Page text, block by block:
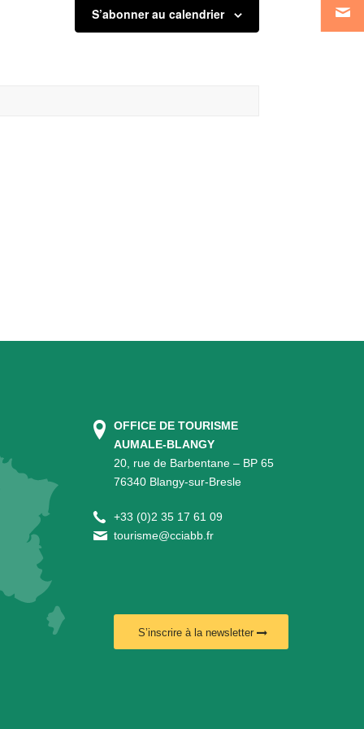
S’abonner au calendrier
OFFICE DE TOURISME
AUMALE-BLANGY
20, rue de Barbentane – BP 65
76340 Blangy-sur-Bresle
+33 (0)2 35 17 61 09
tourisme@cciabb.fr
S’inscrire à la newsletter